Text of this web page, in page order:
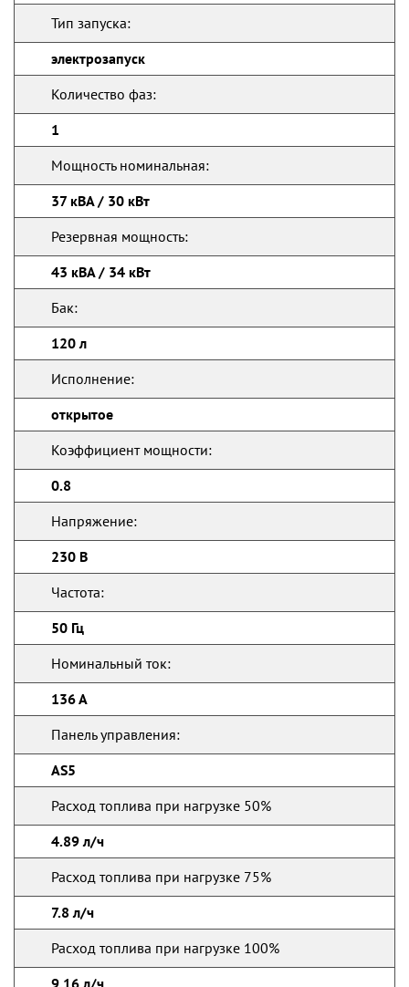
Тип запуска:
электрозапуск
Количество фаз:
1
Мощность номинальная:
37 кВА / 30 кВт
Резервная мощность:
43 кВА / 34 кВт
Бак:
120 л
Исполнение:
открытое
Коэффициент мощности:
0.8
Напряжение:
230 В
Частота:
50 Гц
Номинальный ток:
136 А
Панель управления:
AS5
Расход топлива при нагрузке 50%
4.89 л/ч
Расход топлива при нагрузке 75%
7.8 л/ч
Расход топлива при нагрузке 100%
9.16 л/ч